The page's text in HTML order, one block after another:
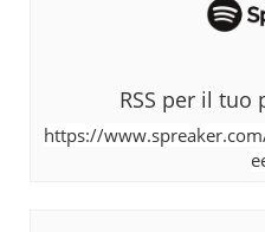
RSS per il tuo
https://